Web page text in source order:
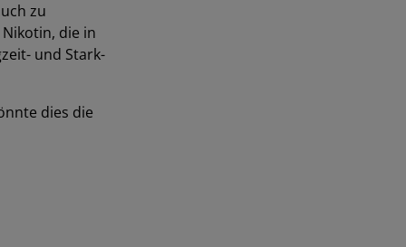
zu
die in
und Stark-
dies die